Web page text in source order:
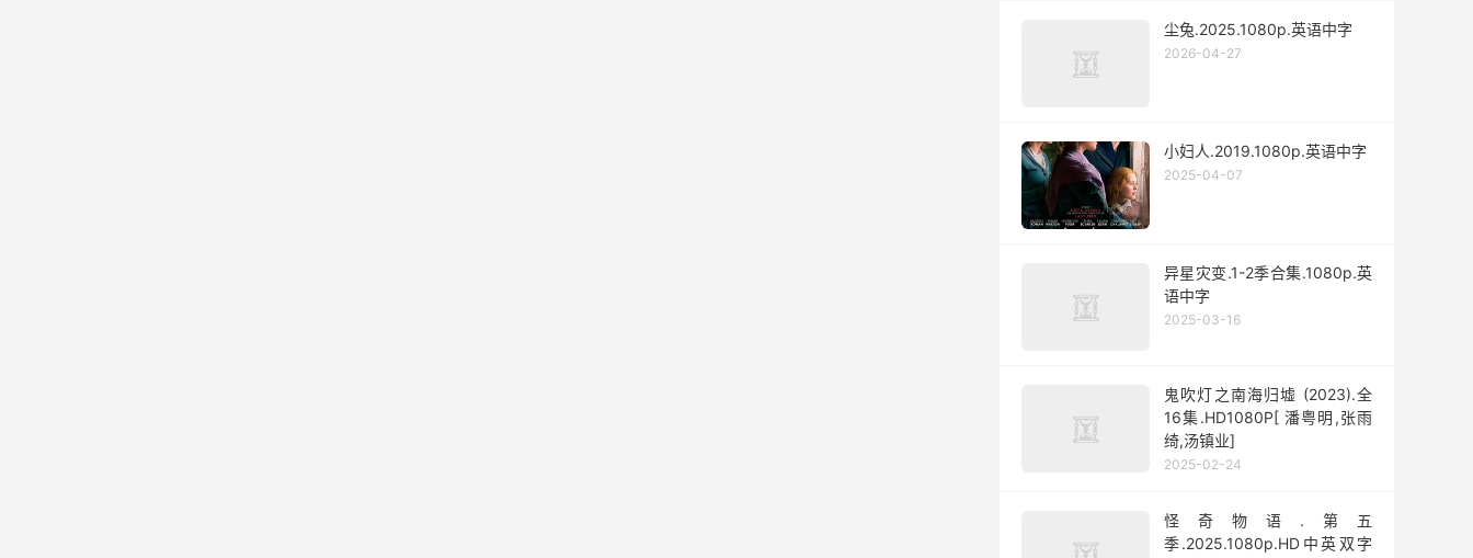
尘兔.2025.1080p.英语中字
2026-04-27
小妇人.2019.1080p.英语中字
2025-04-07
异星灾变.1-2季合集.1080p.英
语中字
2025-03-16
鬼吹灯之南海归墟 (2023).全
16集.HD1080P[ 潘粤明,张雨
绮,汤镇业]
2025-02-24
怪奇物语.第五
季.2025.1080p.HD中英双字